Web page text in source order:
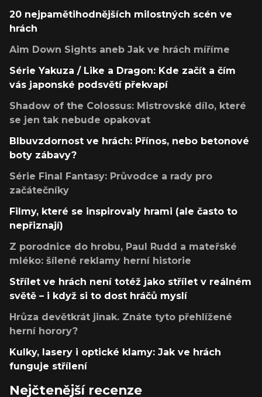
20 nejpamětihodnějších milostných scén ve
hrách
Aim Down Sights aneb Jak ve hrách míříme
Série Yakuza / Like a Dragon: Kde začít a čím
vás japonské podsvětí překvapí
Shadow of the Colossus: Mistrovské dílo, které
se jen tak nebude opakovat
Blbuvzdornost ve hrách: Přínos, nebo betonové
boty zábavy?
Série Final Fantasy: Průvodce a rady pro
začátečníky
Filmy, které se inspirovaly hrami (ale často to
nepřiznají)
Z porodnice do hrobu, Paul Rudd a mateřské
mléko: šílené reklamy herní historie
Střílet ve hrách není totéž jako střílet v reálném
světě – i když si to dost hráčů myslí
Hrůza devětkrát jinak. Znáte tyto přehlížené
herní horory?
Kulky, lasery i optické klamy: Jak ve hrách
funguje střílení
Nejčtenější recenze